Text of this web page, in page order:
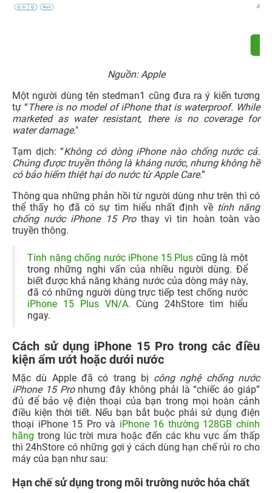
Nguồn: Apple
Một người dùng tên stedman1 cũng đưa ra ý kiến tương
tự “There is no model of iPhone that is waterproof. While
marketed as water resistant, there is no coverage for
water damage."
Tạm dịch: “Không có dòng iPhone nào chống nước cả.
Chúng được truyền thông là kháng nước, nhưng không hề
có bảo hiểm thiệt hại do nước từ Apple Care.”
Thông qua những phản hồi từ người dùng như trên thì có
thể thấy họ đã có sự tìm hiểu nhất định về tính năng
chống nước iPhone 15 Pro thay vì tin hoàn toàn vào
truyền thông.
Tính năng chống nước iPhone 15 Plus cũng là một
trong những nghi vấn của nhiều người dùng. Để
biết được khả năng kháng nước của dòng máy này,
đã có những người dùng trực tiếp test chống nước
iPhone 15 Plus VN/A. Cùng 24hStore tìm hiểu
ngay.
Cách sử dụng iPhone 15 Pro trong các điều
kiện ẩm ướt hoặc dưới nước
Mặc dù Apple đã có trang bị công nghệ chống nước
iPhone 15 Pronhưng đây không phải là “chiếc áo giáp”
đủ để bảo vệ điện thoại của bạn trong mọi hoàn cảnh
điều kiện thời tiết. Nếu bạn bắt buộc phải sử dụng điện
thoại iPhone 15 Pro và iPhone 16 thường 128GB chính
hãng trong lúc trời mưa hoặc đến các khu vực ẩm thấp
thì 24hStore có những gợi ý cách dùng hạn chế rủi ro cho
máy của bạn như sau:
Hạn chế sử dụng trong môi trường nước hóa chất